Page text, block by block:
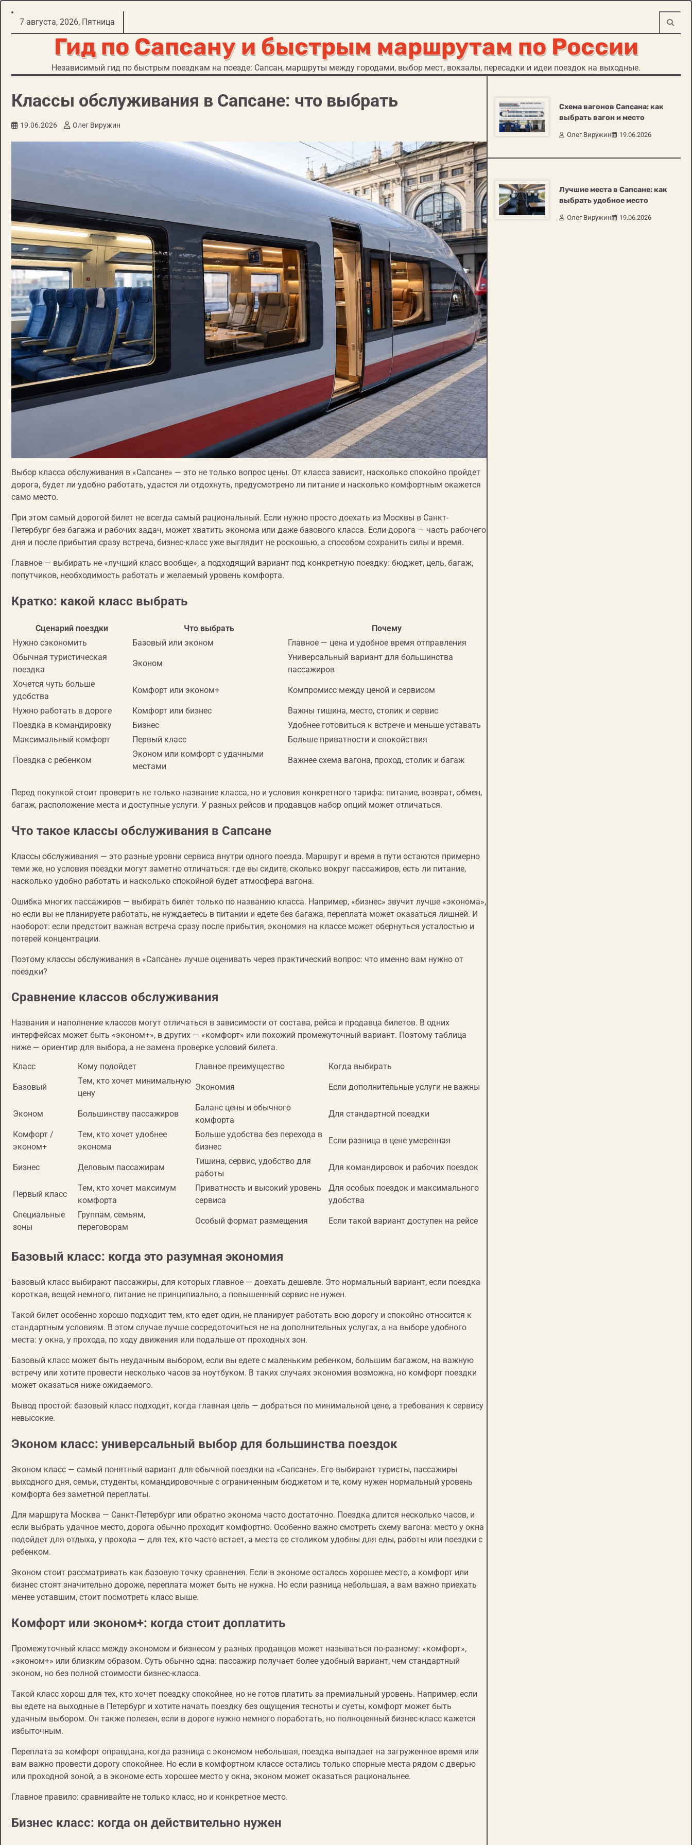
Перейти
содержимому
7 августа, 2026, Пятница
Гид по Сапсану и быстрым маршрутам по России
Независимый гид по быстрым поездкам на поезде: Сапсан, маршруты между городами, выбор мест, вокзалы, пересадки и идеи поездок на выходные.
Классы обслуживания в Сапсане: что выбрать
19.06.2026 Олег Виружин
Выбор класса обслуживания в «Сапсане» — это не только вопрос цены. От класса зависит, насколько спокойно пройдет
дорога, будет ли удобно работать, удастся ли отдохнуть, предусмотрено ли питание и насколько комфортным окажется
само место.
При этом самый дорогой билет не всегда самый рациональный. Если нужно просто доехать из Москвы в Санкт-
Петербург без багажа и рабочих задач, может хватить эконома или даже базового класса. Если дорога — часть рабочего
дня и после прибытия сразу встреча, бизнес-класс уже выглядит не роскошью, а способом сохранить силы и время.
Главное — выбирать не «лучший класс вообще», а подходящий вариант под конкретную поездку: бюджет, цель, багаж,
попутчиков, необходимость работать и желаемый уровень комфорта.
Кратко: какой класс выбрать
Сценарий поездки Что выбрать
Почему
Нужно сэкономить
Базовый или эконом
Главное — цена и удобное время отправления
Обычная туристическая
поездка
Эконом
Универсальный вариант для большинства
пассажиров
Хочется чуть больше
удобства
Комфорт или эконом+ Компромисс между ценой и сервисом
Нужно работать в дороге Комфорт или бизнес
Важны тишина, место, столик и сервис
Поездка в командировку
Бизнес
Удобнее готовиться к встрече и меньше уставать
Максимальный комфорт
Первый класс Больше приватности и спокойствия
Поездка с ребенком
Эконом или комфорт с удачными
местами
Важнее схема вагона, проход, столик и багаж
Перед покупкой стоит проверить не только название класса, но и условия конкретного тарифа: питание, возврат, обмен,
багаж, расположение места и доступные услуги. У разных рейсов и продавцов набор опций может отличаться.
Что такое классы обслуживания в Сапсане
Классы обслуживания — это разные уровни сервиса внутри одного поезда. Маршрут и время в пути остаются примерно
теми же, но условия поездки могут заметно отличаться: где вы сидите, сколько вокруг пассажиров, есть ли питание,
насколько удобно работать и насколько спокойной будет атмосфера вагона.
Ошибка многих пассажиров — выбирать билет только по названию класса. Например, «бизнес» звучит лучше «эконома»,
но если вы не планируете работать, не нуждаетесь в питании и едете без багажа, переплата может оказаться лишней. И
наоборот: если предстоит важная встреча сразу после прибытия, экономия на классе может обернуться усталостью и
потерей концентрации.
Поэтому классы обслуживания в «Сапсане» лучше оценивать через практический вопрос: что именно вам нужно от
поездки?
Сравнение классов обслуживания
Названия и наполнение классов могут отличаться в зависимости от состава, рейса и продавца билетов. В одних
интерфейсах может быть «эконом+», в других — «комфорт» или похожий промежуточный вариант. Поэтому таблица
ниже — ориентир для выбора, а не замена проверке условий билета.
Класс
Кому подойдет Главное преимущество Когда выбирать
Базовый
Тем, кто хочет минимальную
цену
Экономия Если дополнительные услуги не важны
Эконом Большинству пассажиров
Баланс цены и обычного
комфорта
Для стандартной поездки
Комфорт /
эконом+
Тем, кто хочет удобнее
эконома
Больше удобства без перехода в
бизнес
Если разница в цене умеренная
Бизнес Деловым пассажирам
Тишина, сервис, удобство для
работы
Для командировок и рабочих поездок
Первый класс
Тем, кто хочет максимум
комфорта
Приватность и высокий уровень
сервиса
Для особых поездок и максимального
удобства
Специальные
зоны
Группам, семьям,
переговорам
Особый формат размещения Если такой вариант доступен на рейсе
Базовый класс: когда это разумная экономия
Базовый класс выбирают пассажиры, для которых главное — доехать дешевле. Это нормальный вариант, если поездка
короткая, вещей немного, питание не принципиально, а повышенный сервис не нужен.
Такой билет особенно хорошо подходит тем, кто едет один, не планирует работать всю дорогу и спокойно относится к
стандартным условиям. В этом случае лучше сосредоточиться не на дополнительных услугах, а на выборе удобного
места: у окна, у прохода, по ходу движения или подальше от проходных зон.
Базовый класс может быть неудачным выбором, если вы едете с маленьким ребенком, большим багажом, на важную
встречу или хотите провести несколько часов за ноутбуком. В таких случаях экономия возможна, но комфорт поездки
может оказаться ниже ожидаемого.
Вывод простой: базовый класс подходит, когда главная цель — добраться по минимальной цене, а требования к сервису
невысокие.
Эконом класс: универсальный выбор для большинства поездок
Эконом класс — самый понятный вариант для обычной поездки на «Сапсане». Его выбирают туристы, пассажиры
выходного дня, семьи, студенты, командировочные с ограниченным бюджетом и те, кому нужен нормальный уровень
комфорта без заметной переплаты.
Для маршрута Москва — Санкт-Петербург или обратно эконома часто достаточно. Поездка длится несколько часов, и
если выбрать удачное место, дорога обычно проходит комфортно. Особенно важно смотреть схему вагона: место у окна
подойдет для отдыха, у прохода — для тех, кто часто встает, а места со столиком удобны для еды, работы или поездки с
ребенком.
Эконом стоит рассматривать как базовую точку сравнения. Если в экономе осталось хорошее место, а комфорт или
бизнес стоят значительно дороже, переплата может быть не нужна. Но если разница небольшая, а вам важно приехать
менее уставшим, стоит посмотреть класс выше.
Комфорт или эконом+: когда стоит доплатить
Промежуточный класс между экономом и бизнесом у разных продавцов может называться по-разному: «комфорт»,
«эконом+» или близким образом. Суть обычно одна: пассажир получает более удобный вариант, чем стандартный
эконом, но без полной стоимости бизнес-класса.
Такой класс хорош для тех, кто хочет поездку спокойнее, но не готов платить за премиальный уровень. Например, если
вы едете на выходные в Петербург и хотите начать поездку без ощущения тесноты и суеты, комфорт может быть
удачным выбором. Он также полезен, если в дороге нужно немного поработать, но полноценный бизнес-класс кажется
избыточным.
Переплата за комфорт оправдана, когда разница с экономом небольшая, поездка выпадает на загруженное время или
вам важно провести дорогу спокойнее. Но если в комфортном классе остались только спорные места рядом с дверью
или проходной зоной, а в экономе есть хорошее место у окна, эконом может оказаться рациональнее.
Главное правило: сравнивайте не только класс, но и конкретное место.
Бизнес класс: когда он действительно нужен
Схема вагонов Сапсана: как
выбрать вагон и место
Олег Виружин 19.06.2026
Лучшие места в Сапсане: как
выбрать удобное место
Олег Виружин 19.06.2026